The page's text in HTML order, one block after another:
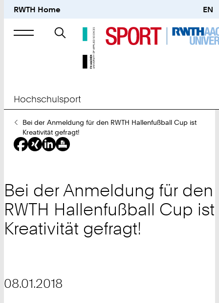
RWTH Home EN
Suche
nach
Hochschulsport
Sie
sind
hier:
Bei der Anmeldung für den RWTH Hallenfußball Cup ist
Kreativität gefragt!
Bei der Anmeldung für den
RWTH Hallenfußball Cup ist
Kreativität gefragt!
08.01.2018